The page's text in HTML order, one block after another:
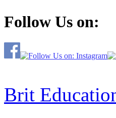
Follow Us on:
Brit